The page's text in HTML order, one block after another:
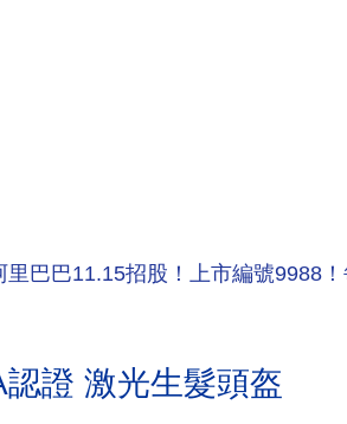
里巴巴11.15招股！上市編號9988
證 激光生髮頭盔